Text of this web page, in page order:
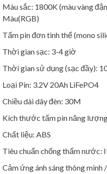
Màu sắc: 1800K (màu vàng
Màu(RGB)
Tấm pin đơn tinh thể (mono
Thời gian sạc: 3-4 giờ
Thời gian sử dụng (sạc đầy):
Loại Pin: 3.2V 20Ah LiFePO4
Chiều dài dây đèn: 30M
Kích thước tấm pin năng
Chất liệu: ABS
Tiêu chuẩn chống thấm nước:
Cảm ứng ánh sáng thông